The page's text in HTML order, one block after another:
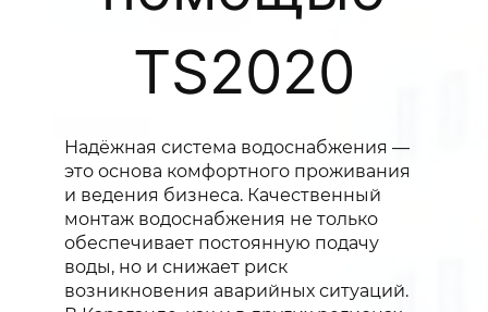
TS2020
Надёжная система водоснабжения —
это основа комфортного проживания
и ведения бизнеса. Качественный
монтаж водоснабжения не только
обеспечивает постоянную подачу
воды, но и снижает риск
возникновения аварийных ситуаций.